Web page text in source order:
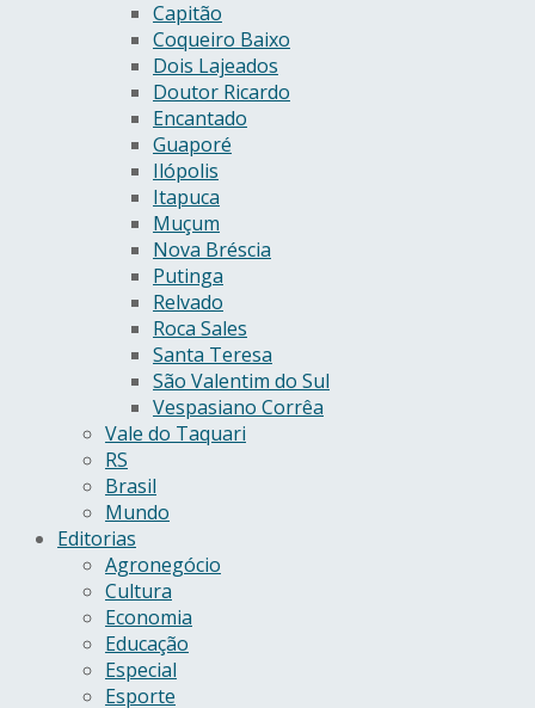
Capitão
Coqueiro Baixo
Dois Lajeados
Doutor Ricardo
Encantado
Guaporé
Ilópolis
Itapuca
Muçum
Nova Bréscia
Putinga
Relvado
Roca Sales
Santa Teresa
São Valentim do Sul
Vespasiano Corrêa
Vale do Taquari
RS
Brasil
Mundo
Editorias
Agronegócio
Cultura
Economia
Educação
Especial
Esporte